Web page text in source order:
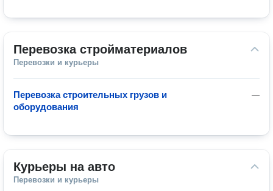
Перевозка стройматериалов
Перевозки и курьеры
—
Перевозка строительных грузов и
оборудования
Курьеры на авто
Перевозки и курьеры